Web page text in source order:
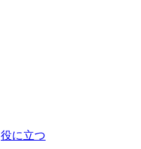
役に立つ